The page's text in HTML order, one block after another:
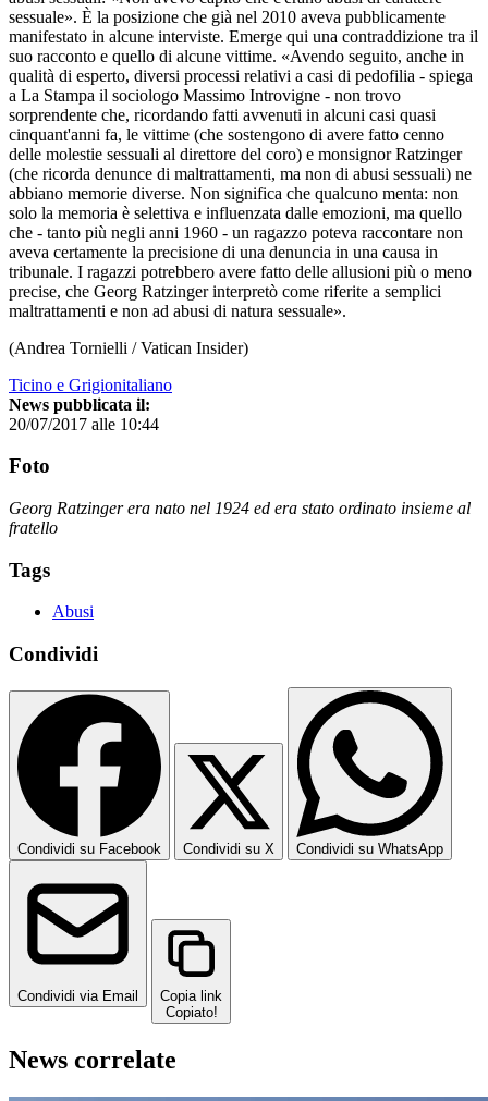
sessuale». È la posizione che già nel 2010 aveva pubblicamente
manifestato in alcune interviste. Emerge qui una contraddizione tra il
suo racconto e quello di alcune vittime. «Avendo seguito, anche in
qualità di esperto, diversi processi relativi a casi di pedofilia - spiega
a La Stampa il sociologo Massimo Introvigne - non trovo
sorprendente che, ricordando fatti avvenuti in alcuni casi quasi
cinquant'anni fa, le vittime (che sostengono di avere fatto cenno
delle molestie sessuali al direttore del coro) e monsignor Ratzinger
(che ricorda denunce di maltrattamenti, ma non di abusi sessuali) ne
abbiano memorie diverse. Non significa che qualcuno menta: non
solo la memoria è selettiva e influenzata dalle emozioni, ma quello
che - tanto più negli anni 1960 - un ragazzo poteva raccontare non
aveva certamente la precisione di una denuncia in una causa in
tribunale. I ragazzi potrebbero avere fatto delle allusioni più o meno
precise, che Georg Ratzinger interpretò come riferite a semplici
maltrattamenti e non ad abusi di natura sessuale».
(Andrea Tornielli / Vatican Insider)
Ticino e Grigionitaliano
News pubblicata il:
20/07/2017 alle 10:44
Foto
Georg Ratzinger era nato nel 1924 ed era stato ordinato insieme al
fratello
Tags
Abusi
Condividi
Condividi su Facebook Condividi su X Condividi su WhatsApp
Condividi via Email
Copia link
Copiato!
News correlate